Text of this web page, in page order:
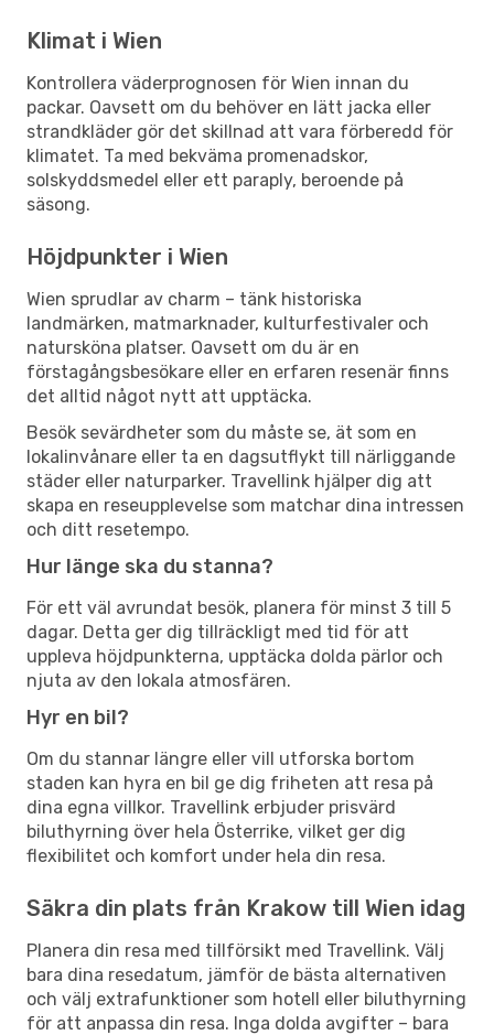
Klimat i Wien
Kontrollera väderprognosen för Wien innan du
packar. Oavsett om du behöver en lätt jacka eller
strandkläder gör det skillnad att vara förberedd för
klimatet. Ta med bekväma promenadskor,
solskyddsmedel eller ett paraply, beroende på
säsong.
Höjdpunkter i Wien
Wien sprudlar av charm – tänk historiska
landmärken, matmarknader, kulturfestivaler och
natursköna platser. Oavsett om du är en
förstagångsbesökare eller en erfaren resenär finns
det alltid något nytt att upptäcka.
Besök sevärdheter som du måste se, ät som en
lokalinvånare eller ta en dagsutflykt till närliggande
städer eller naturparker. Travellink hjälper dig att
skapa en reseupplevelse som matchar dina intressen
och ditt resetempo.
Hur länge ska du stanna?
För ett väl avrundat besök, planera för minst 3 till 5
dagar. Detta ger dig tillräckligt med tid för att
uppleva höjdpunkterna, upptäcka dolda pärlor och
njuta av den lokala atmosfären.
Hyr en bil?
Om du stannar längre eller vill utforska bortom
staden kan hyra en bil ge dig friheten att resa på
dina egna villkor. Travellink erbjuder prisvärd
biluthyrning över hela Österrike, vilket ger dig
flexibilitet och komfort under hela din resa.
Säkra din plats från Krakow till Wien idag
Planera din resa med tillförsikt med Travellink. Välj
bara dina resedatum, jämför de bästa alternativen
och välj extrafunktioner som hotell eller biluthyrning
för att anpassa din resa. Inga dolda avgifter – bara